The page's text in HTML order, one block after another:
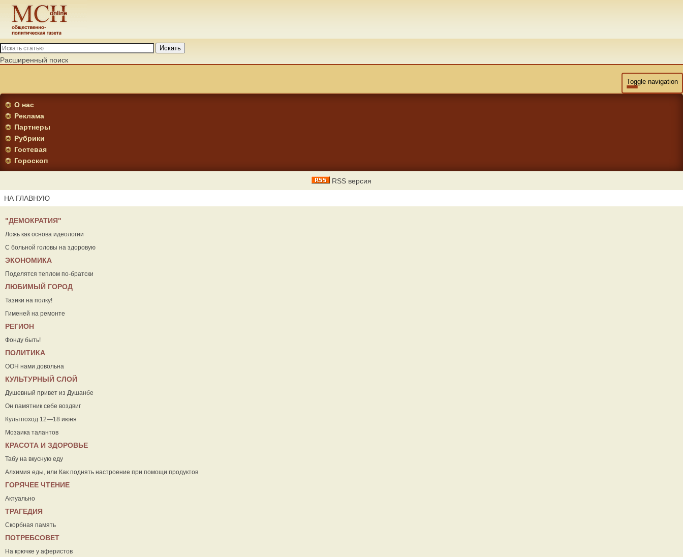
Искать
Расширенный поиск
Toggle navigation
О нас
Реклама
Партнеры
Рубрики
Гостевая
Гороскоп
RSS версия
НА ГЛАВНУЮ
"ДЕМОКРАТИЯ"
Ложь как основа идеологии
С больной головы на здоровую
ЭКОНОМИКА
Поделятся теплом по-братски
ЛЮБИМЫЙ ГОРОД
Тазики на полку!
Гименей на ремонте
РЕГИОН
Фонду быть!
ПОЛИТИКА
ООН нами довольна
КУЛЬТУРНЫЙ СЛОЙ
Душевный привет из Душанбе
Он памятник себе воздвиг
Культпоход 12—18 июня
Мозаика талантов
КРАСОТА И ЗДОРОВЬЕ
Табу на вкусную еду
Алхимия еды, или Как поднять настроение при помощи продуктов
ГОРЯЧЕЕ ЧТЕНИЕ
Актуально
ТРАГЕДИЯ
Скорбная память
ПОТРЕБСОВЕТ
На крючке у аферистов